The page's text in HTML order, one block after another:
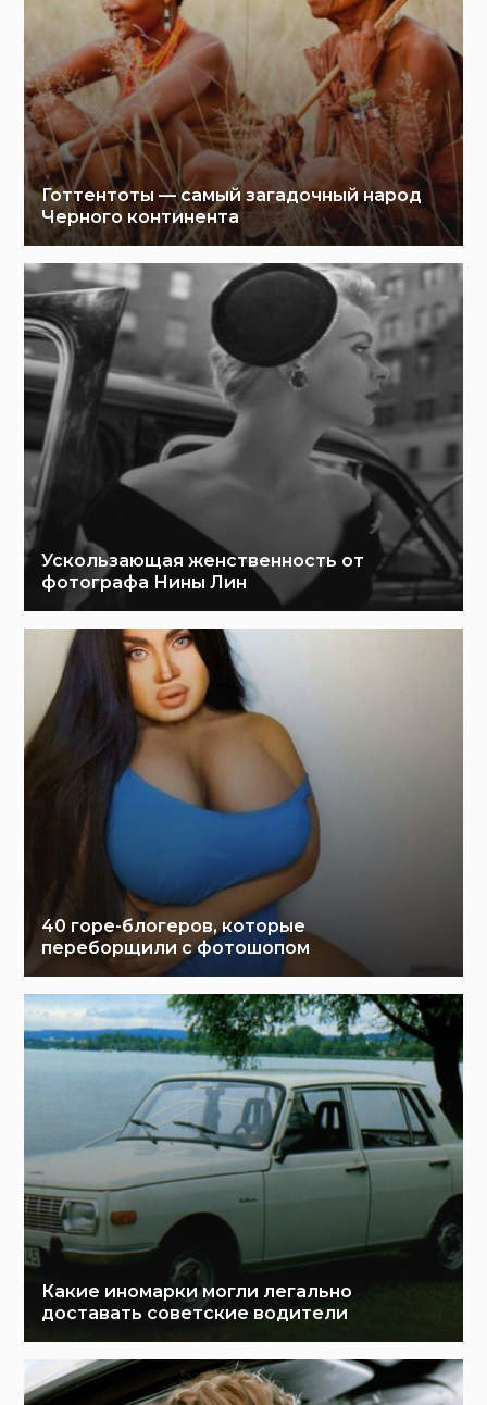
Готтентоты — самый загадочный народ
Черного континента
Ускользающая женственность от
фотографа Нины Лин
40 горе-блогеров, которые
переборщили с фотошопом
Какие иномарки могли легально
доставать советские водители